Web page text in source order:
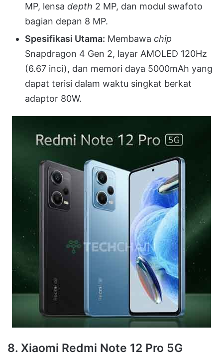
MP, lensa depth 2 MP, dan modul swafoto
bagian depan 8 MP.
Spesifikasi Utama: Membawa chip
Snapdragon 4 Gen 2, layar AMOLED 120Hz
(6.67 inci), dan memori daya 5000mAh yang
dapat terisi dalam waktu singkat berkat
adaptor 80W.
8. Xiaomi Redmi Note 12 Pro 5G